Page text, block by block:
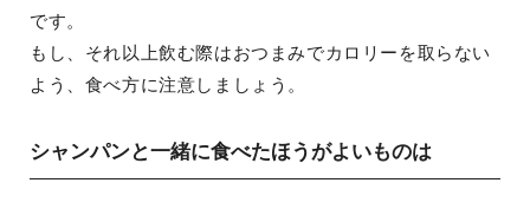
です。
もし、それ以上飲む際はおつまみでカロリーを取らない
よう、食べ方に注意しましょう。
シャンパンと一緒に食べたほうがよいものは